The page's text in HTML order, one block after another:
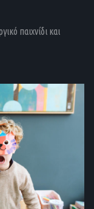
παιχνίδι και